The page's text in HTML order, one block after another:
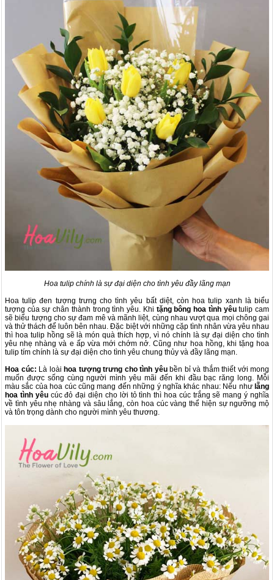
Hoa tulip chính là sự đại diện cho tình yêu đầy lãng mạn
Hoa tulip đen tượng trưng cho tình yêu bất diệt, còn hoa tulip xanh là biểu
tượng của sự chân thành trong tình yêu. Khi tặng bông hoa tình yêutulip cam
sẽ biểu tượng cho sự đam mê và mãnh liệt, cùng nhau vượt qua mọi chông gai
và thử thách để luôn bên nhau. Đặc biệt với những cặp tình nhân vừa yêu nhau
thì hoa tulip hồng sẽ là món quà thích hợp, vì nó chính là sự đại diện cho tình
yêu nhẹ nhàng và e ấp vừa mới chớm nở. Cũng như hoa hồng, khi tặng hoa
tulip tím chính là sự đại diện cho tình yêu chung thủy và đầy lãng mạn.
Hoa cúc: Là loài hoa tượng trưng cho tình yêu bền bỉ và thắm thiết với mong
muốn được sống cùng người mình yêu mãi đến khi đầu bạc răng long. Mỗi
màu sắc của hoa cúc cũng mang đến những ý nghĩa khác nhau: Nếu nhưlẵng
hoa tình yêu cúc đỏ đại diện cho lời tỏ tình thì hoa cúc trắng sẽ mang ý nghĩa
về tình yêu nhẹ nhàng và sâu lắng, còn hoa cúc vàng thể hiện sự ngưỡng mộ
và tôn trọng dành cho người mình yêu thương.